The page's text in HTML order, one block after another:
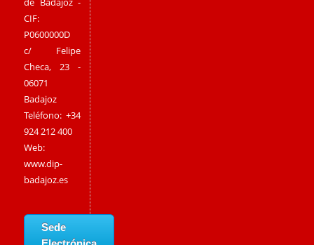
CIF:
P0600000D
c/ Felipe
Checa, 23 -
06071
Badajoz
Teléfono: +34
924 212 400
Web:
www.dip-
badajoz.es
Sede